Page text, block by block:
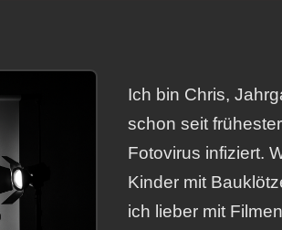
Ich bin Chris,
schon seit
Fotovirus infiziert.
Kinder mit
ich lieber mit